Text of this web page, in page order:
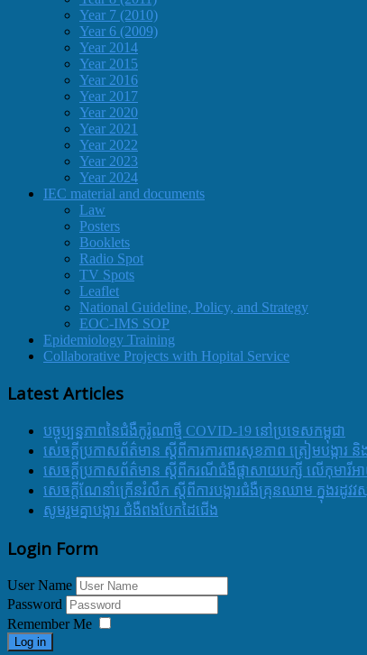
Year 7 (2010)
Year 6 (2009)
Year 2014
Year 2015
Year 2016
Year 2017
Year 2020
Year 2021
Year 2022
Year 2023
Year 2024
IEC material and documents
Law
Posters
Booklets
Radio Spot
TV Spots
Leaflet
National Guideline, Policy, and Strategy
EOC-IMS SOP
Epidemiology Training
Collaborative Projects with Hopital Service
Latest Articles
បច្ចុប្បន្នភាពនៃជំងឺកូរ៉ូណាថ្មី COVID-19 នៅប្រទេសកម្ពុជា
សេចក្តីប្រកាសព័ត៌មាន ស្តីពីការការពារសុខភាព ត្រៀមបង្ការ
សេចក្តីប្រកាសព័ត៌មាន ស្តីពីករណីជំងឺផ្តាសាយបក្សី លើកុមារីអ
សេចក្ដីណែនាំក្រើនរំលឹក ស្ដីពីការបង្ការជំងឺគ្រុនឈាម ក្នុងរដូវ
សូមរួមគ្នាបង្ការ ជំងឺពងបែកដៃជើង
Login Form
User Name
Password
Remember Me
Log in